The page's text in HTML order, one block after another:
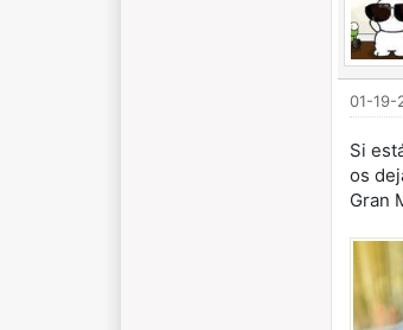
01-19-
Si
os
Gran